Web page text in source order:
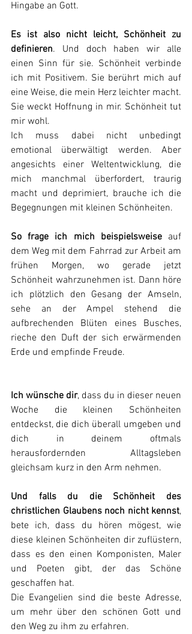
Hingabe an Gott.
Es ist also nicht leicht, Schönheit zu
definieren. Und doch haben wir alle
einen Sinn für sie. Schönheit verbinde
ich mit Positivem. Sie berührt mich auf
eine Weise, die mein Herz leichter macht.
Sie weckt Hoffnung in mir. Schönheit tut
mir wohl.
Ich muss dabei nicht unbedingt
emotional überwältigt werden. Aber
angesichts einer Weltentwicklung, die
mich manchmal überfordert, traurig
macht und deprimiert, brauche ich die
Begegnungen mit kleinen Schönheiten.
So frage ich mich beispielsweise auf
dem Weg mit dem Fahrrad zur Arbeit am
frühen Morgen, wo gerade jetzt
Schönheit wahrzunehmen ist. Dann höre
ich plötzlich den Gesang der Amseln,
sehe an der Ampel stehend die
aufbrechenden Blüten eines Busches,
rieche den Duft der sich erwärmenden
Erde und empfinde Freude.
Ich wünsche dir, dass du in dieser neuen
Woche die kleinen Schönheiten
entdeckst, die dich überall umgeben und
dich in deinem oftmals
herausfordernden Alltagsleben
gleichsam kurz in den Arm nehmen.
Und falls du die Schönheit des
christlichen Glaubens noch nicht kennst,
bete ich, dass du hören mögest, wie
diese kleinen Schönheiten dir zuflüstern,
dass es den einen Komponisten, Maler
und Poeten gibt, der das Schöne
geschaffen hat.
Die Evangelien sind die beste Adresse,
um mehr über den schönen Gott und
den Weg zu ihm zu erfahren.